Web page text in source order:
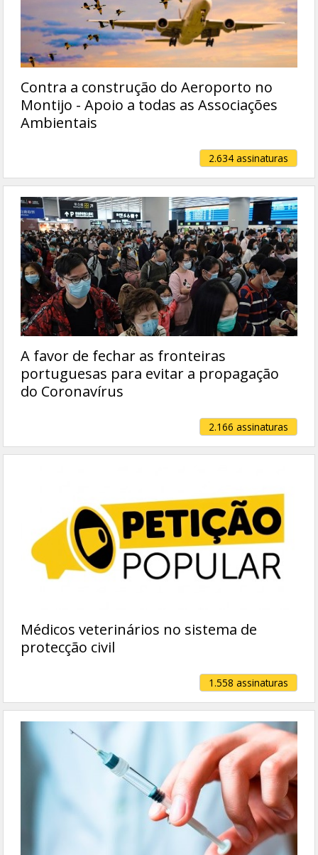
Contra a construção do Aeroporto no
Montijo - Apoio a todas as Associações
Ambientais
2.634 assinaturas
A favor de fechar as fronteiras
portuguesas para evitar a propagação
do Coronavírus
2.166 assinaturas
Médicos veterinários no sistema de
protecção civil
1.558 assinaturas